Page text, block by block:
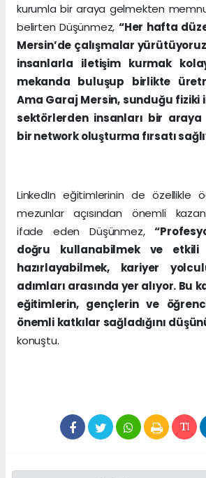
kurumla bir araya gelmekten
belirten Düşünmez, “Her hafta
Mersin’de çalışmalar
insanlarla iletişim kurmak
mekanda buluşup birlikte
Ama Garaj Mersin, sunduğu fiziki
sektörlerden insanları bir
bir network oluşturma fırsatı
LinkedIn eğitimlerinin de özellikle
mezunlar açısından önemli
ifade eden Düşünmez,
doğru kullanabilmek ve
hazırlayabilmek, kariyer
adımları arasında yer alıyor. Bu
eğitimlerin, gençlerin ve
önemli katkılar sağladığını
konuştu.